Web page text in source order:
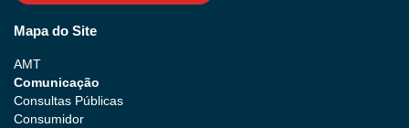
Mapa do Site
AMT
Comunicação
Consultas Públicas
Consumidor